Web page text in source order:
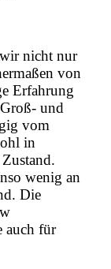
nicht nur
von
Erfahrung
und
vom
in
wenig an
Die
auch für